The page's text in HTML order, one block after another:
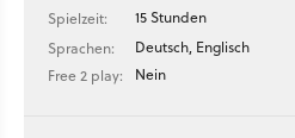
Spielzeit:
15 Stunden
Sprachen:
Deutsch, Englisch
Free 2 play:
Nein